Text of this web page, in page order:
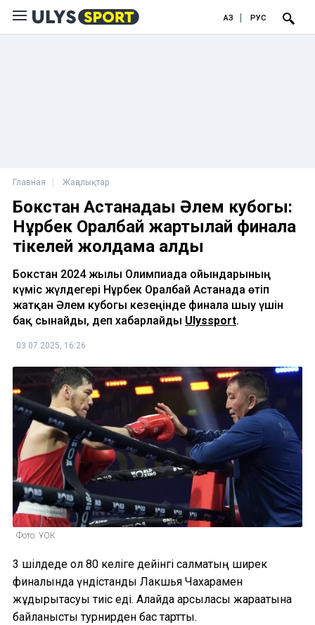
ҚАЗ РУС
Главная Жаңалықтар
Бокстан Астанадағы Әлем кубогы:
Нұрбек Оралбай жартылай финалға
тікелей жолдама алды
Бокстан 2024 жылғы Олимпиада ойындарының
күміс жүлдегері Нұрбек Оралбай Астанада өтіп
жатқан Әлем кубогы кезеңінде финалға шығу үшін
бақ сынайды, деп хабарлайды Ulyssport.
03.07.2025, 16:26
Фото: ҰОК
3 шілдеде ол 80 келіге дейінгі салмақтың ширек
финалында үндістандық Лакшья Чахарамен
жұдырықтасуы тиіс еді. Алайда қарсыласы жарақатына
байланысты турнирден бас тартты.